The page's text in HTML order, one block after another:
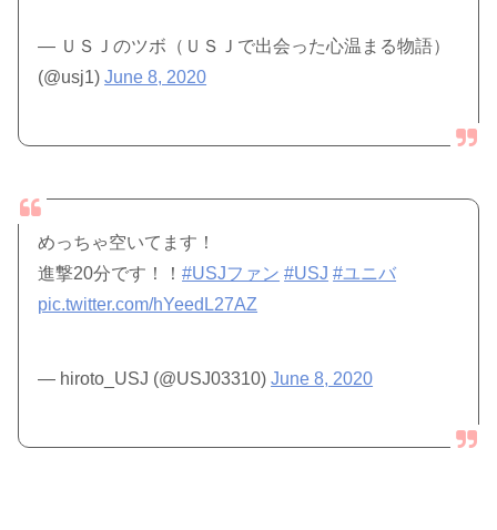
— ＵＳＪのツボ（ＵＳＪで出会った心温まる物語）
(@usj1)June 8, 2020
めっちゃ空いてます！
進撃20分です！！#USJファン #USJ #ユニバ
pic.twitter.com/hYeedL27AZ
— hiroto_USJ (@USJ03310)June 8, 2020